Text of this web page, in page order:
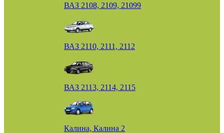
ВАЗ 2108, 2109, 21099
ВАЗ 2110, 2111, 2112
ВАЗ 2113, 2114, 2115
Калина, Калина 2